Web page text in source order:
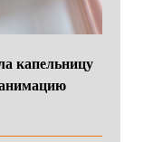
капельницу